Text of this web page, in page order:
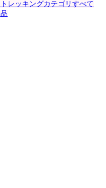
レッキングカテゴリすべて